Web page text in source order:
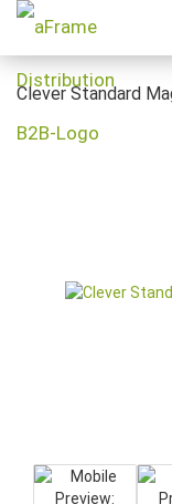
Clever Standard